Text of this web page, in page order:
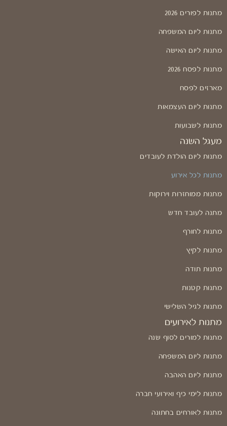
מתנות לפורים 2026
מתנות ליום המשפחה
מתנות ליום האישה
מתנות לפסח 2026
מארזים לפסח
מתנות ליום העצמאות
מתנות לשבועות
מעגל השנה
מתנות ליום הולדת לעובדים
מתנות לכל אירוע
מתנות ממוחזרות וירוקות
מתנה לעובד חדש
מתנות לחורף
מתנות לקיץ
מתנות תודה
מתנות קטנות
מתנות לגיל השלישי
מתנות לאירועים
מתנות למורים לסוף שנה
מתנות ליום המשפחה
מתנות ליום האהבה
מתנות לימי כיף ואירועי חברה
מתנות לאורחים בחתונה